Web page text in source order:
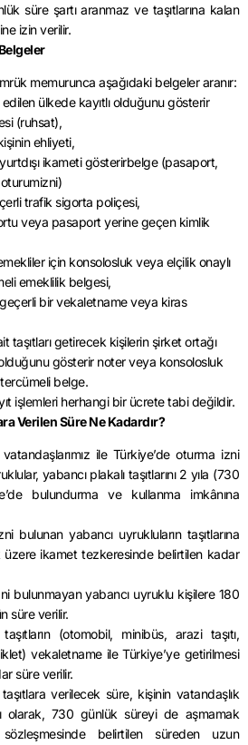
süre şartı aranmaz ve taşıtlarına kalan
izin verilir.
memurunca aşağıdaki belgeler aranır:
edilen ülkede kayıtlı olduğunu gösterir
(ruhsat),
ehliyeti,
ikameti gösterirbelge (pasaport,
trafik sigorta poliçesi,
veya pasaport yerine geçen kimlik
için konsolosluk veya elçilik onaylı
emeklilik belgesi,
bir vekaletname veya kiras
taşıtları getirecek kişilerin şirket ortağı
gösterir noter veya konsolosluk
belge.
işlemleri herhangi bir ücrete tabi değildir.
Verilen Süre Ne Kadardır?
ile Türkiye’de oturma izni
yabancı plakalı taşıtlarını 2 yıla (730
bulundurma ve kullanma imkânına
bulunan yabancı uyrukluların taşıtlarına
ikamet tezkeresinde belirtilen kadar
bulunmayan yabancı uyruklu kişilere 180
süre verilir.
(otomobil, minibüs, arazi taşıtı,
vekaletname ile Türkiye’ye getirilmesi
süre verilir.
verilecek süre, kişinin vatandaşlık
olarak, 730 günlük süreyi de aşmamak
belirtilen süreden uzun